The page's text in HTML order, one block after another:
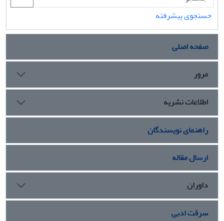
جستجوی پیشرفته
صفحه اصلی
مرور
اطلاعات نشریه
راهنمای نویسندگان
ارسال مقاله
داوران
سرقت ادبی